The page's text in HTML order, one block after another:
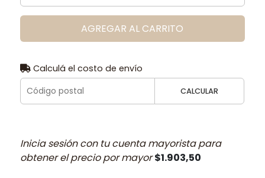
AGREGAR AL CARRITO
Calculá el costo de envío
CALCULAR
Inicia sesión con tu cuenta mayorista para
obtener el precio por mayor$1.903,50